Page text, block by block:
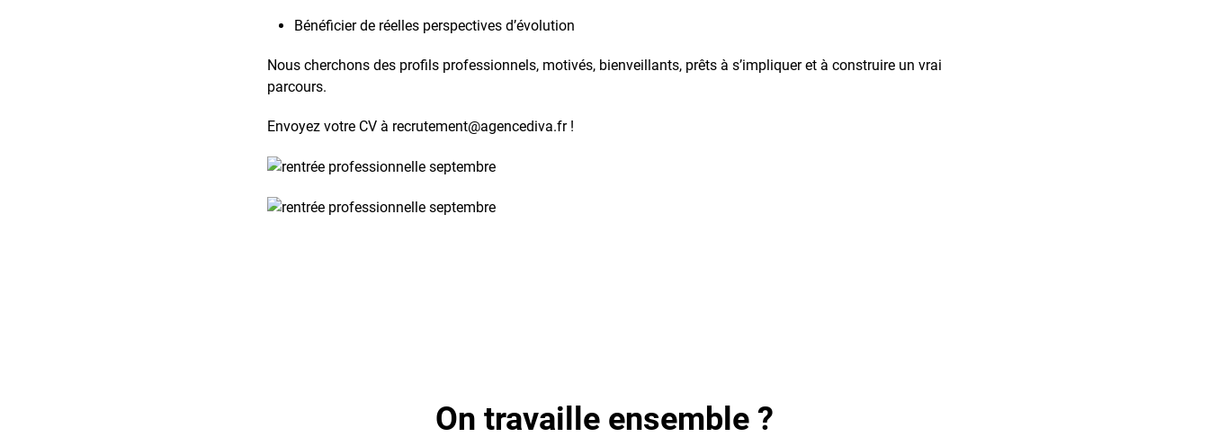
Bénéficier de réelles perspectives d’évolution
Nous cherchons des profils professionnels, motivés, bienveillants, prêts à s’impliquer et à construire un vrai
parcours.
Envoyez votre CV à recrutement@agencediva.fr!
On travaille ensemble ?